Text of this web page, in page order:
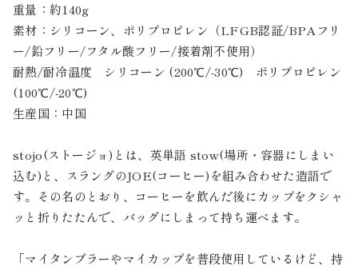
重量：約140g
素材：シリコーン、ポリプロピレン（LFGB認証/BPAフリ
ー/鉛フリー/フタル酸フリー/接着剤不使用）
耐熱/耐冷温度 シリコーン (200℃/-30℃) ポリプロピレン
(100℃/-20℃)
生産国：中国
stojo(ストージョ)とは、英単語 stow(場所・容器にしまい
込む)と、スラングのJOE(コーヒー)を組み合わせた造語で
す。その名のとおり、コーヒーを飲んだ後にカップをクシャ
ッと折りたたんで、バッグにしまって持ち運べます。
「マイタンブラーやマイカップを普段使用しているけど、持